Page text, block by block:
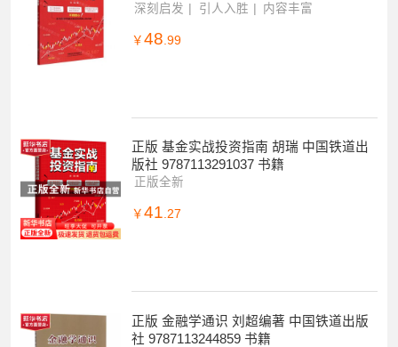
深刻启发 引人入胜 内容丰富
￥ 48 .99
正版 基金实战投资指南 胡瑞 中国铁道出
版社 9787113291037 书籍
正版全新
￥ 41.27
正版 金融学通识 刘超编著 中国铁道出版
社 9787113244859 书籍